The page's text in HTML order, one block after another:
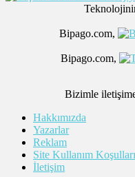
Bipago.com,
Bipago.com,
Bizimle
Hakkımızda
Yazarlar
Reklam
Site Kullanım Koşulları
İletişim